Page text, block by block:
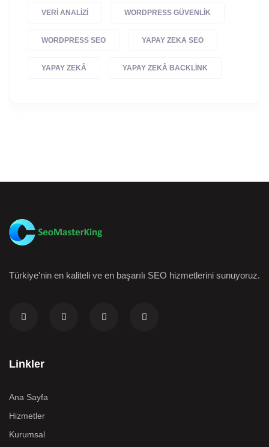
VERI ANALIZI WORDPRESS GÜVENLIK
WORDPRESS SEO YAPAY ZEKA SEO
YAPAY ZEKÂ YAPAY ZEKÂ BACKLINK
Türkiye'nin en kaliteli ve en başarılı SEO hizmetlerini sunuyoruz.
Linkler
Ana Sayfa
Hizmetler
Kurumsal